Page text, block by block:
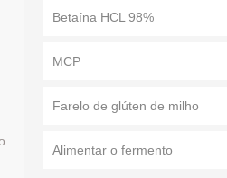
Betaína HCL 98%
MCP
Farelo de glúten de milho
Alimentar o fermento